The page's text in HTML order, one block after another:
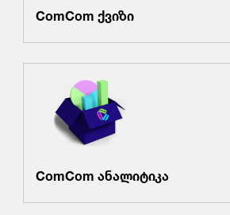
ComCom ქვიზი
ComCom ანალიტიკა